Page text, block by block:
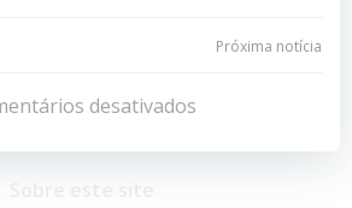
Navegação
de
Post
Próxima notícia
desativados